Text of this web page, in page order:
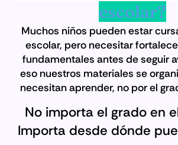
escolar?
Muchos niños pueden estar
escolar, pero necesitar
fundamentales antes de seguir
eso nuestros materiales se
necesitan aprender, no por el
No importa el grado en
Importa desde dónde